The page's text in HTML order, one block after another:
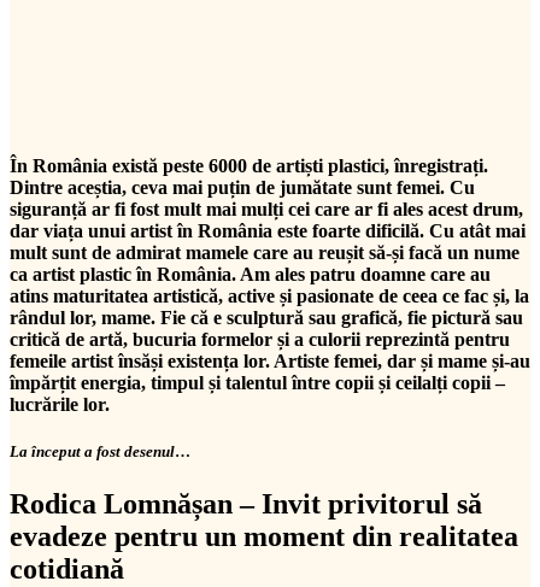
În România există peste 6000 de artiști plastici, înregistrați.
Dintre aceștia, ceva mai puțin de jumătate sunt femei. Cu
siguranță ar fi fost mult mai mulți cei care ar fi ales acest drum,
dar viața unui artist în România este foarte dificilă. Cu atât mai
mult sunt de admirat mamele care au reușit să-și facă un nume
ca artist plastic în România. Am ales patru doamne care au
atins maturitatea artistică, active și pasionate de ceea ce fac și, la
rândul lor, mame. Fie că e sculptură sau grafică, fie pictură sau
critică de artă, bucuria formelor și a culorii reprezintă pentru
femeile artist însăși existența lor. Artiste femei, dar și mame și-au
împărțit energia, timpul și talentul între copii și ceilalți copii –
lucrările lor.
La început a fost desenul…
Rodica Lomnășan – Invit privitorul să
evadeze pentru un moment din realitatea
cotidiană